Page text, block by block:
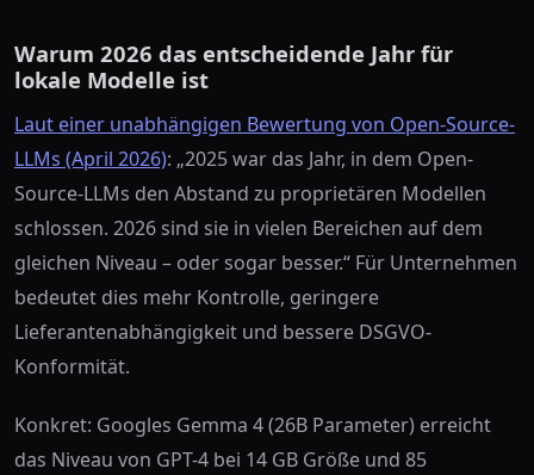
Warum 2026 das entscheidende Jahr für
lokale Modelle ist
Laut einer unabhängigen Bewertung von Open-Source-
LLMs (April 2026): „2025 war das Jahr, in dem Open-
Source-LLMs den Abstand zu proprietären Modellen
schlossen. 2026 sind sie in vielen Bereichen auf dem
gleichen Niveau – oder sogar besser.“ Für Unternehmen
bedeutet dies mehr Kontrolle, geringere
Lieferantenabhängigkeit und bessere DSGVO-
Konformität.
Konkret: Googles Gemma 4 (26B Parameter) erreicht
das Niveau von GPT-4 bei 14 GB Größe und 85